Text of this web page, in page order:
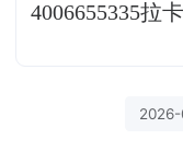
4006655335拉